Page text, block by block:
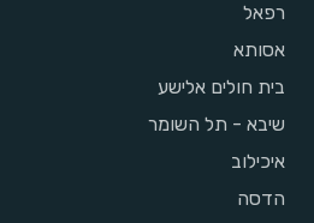
רפאל
אסותא
בית חולים אלישע
שיבא - תל השומר
איכילוב
הדסה